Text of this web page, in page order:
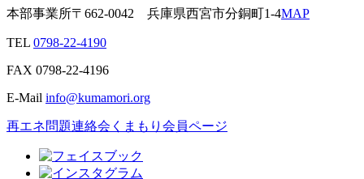
本部事業所〒662-0042 兵庫県西宮市分銅町1-4MAP
TEL 0798-22-4190
FAX 0798-22-4196
E-Mail info@kumamori.org
再エネ問題連絡会 くまもり会員ページ